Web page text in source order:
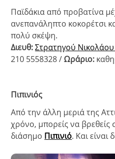
Παϊδάκια από προβατίνα
ανεπανάληπτο κοκορέτσι
πολύ σκέψη.
Διευθ:Στρατηγού
210 5558328 /Ωράριο:
Πιπινιός
Από την άλλη μεριά της
χρόνο, μπορείς να βρεθείς
διάσημο Πιπινιό. Και είναι